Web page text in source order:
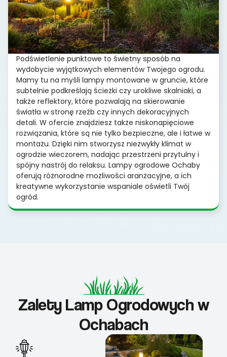
Podświetlenie punktowe to świetny sposób na
wydobycie wyjątkowych elementów Twojego ogrodu.
Mamy tu na myśli lampy montowane w gruncie, które
subtelnie podkreślają ścieżki czy urokliwe skalniaki, a
także reflektory, które pozwalają na skierowanie
światła w stronę rzeźb czy innych dekoracyjnych
detali. W ofercie znajdziesz także niskonapięciowe
rozwiązania, które są nie tylko bezpieczne, ale i łatwe w
montażu. Dzięki nim stworzysz niezwykły klimat w
ogrodzie wieczorem, nadając przestrzeni przytulny i
spójny nastrój do relaksu. Lampy ogrodowe Ochaby
oferują różnorodne możliwości aranżacyjne, a ich
kreatywne wykorzystanie wspaniale oświetli Twój
ogród.
Zalety Lamp Ogrodowych w
Ochabach